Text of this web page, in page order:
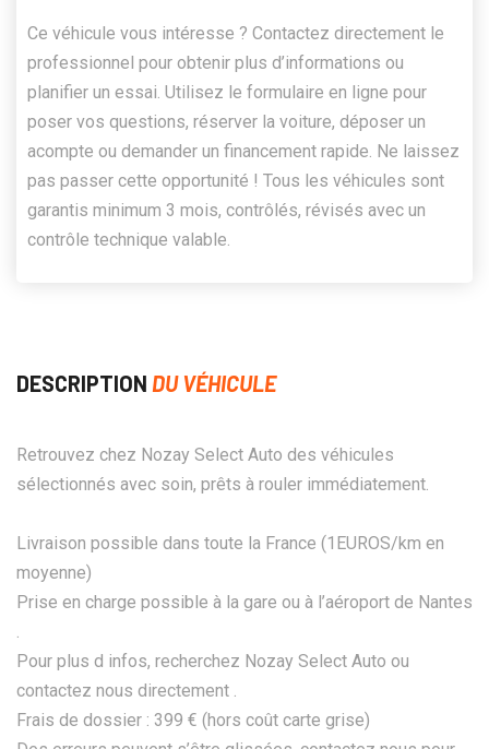
Ce véhicule vous intéresse ? Contactez directement le
professionnel pour obtenir plus d’informations ou
planifier un essai. Utilisez le formulaire en ligne pour
poser vos questions, réserver la voiture, déposer un
acompte ou demander un financement rapide. Ne laissez
pas passer cette opportunité ! Tous les véhicules sont
garantis minimum 3 mois, contrôlés, révisés avec un
contrôle technique valable.
DESCRIPTION DU VÉHICULE
Retrouvez chez Nozay Select Auto des véhicules
sélectionnés avec soin, prêts à rouler immédiatement.
Livraison possible dans toute la France (1EUROS/km en
moyenne)
Prise en charge possible à la gare ou à l’aéroport de Nantes
Pour plus d infos, recherchez Nozay Select Auto ou
contactez nous directement .
Frais de dossier : 399 € (hors coût carte grise)